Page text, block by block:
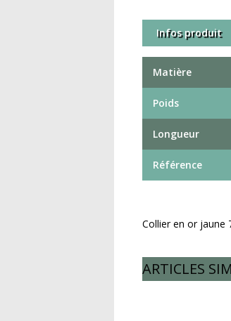
Infos produit
Matière
Poids
Longueur
Référence
Collier en or jaune
ARTICLES